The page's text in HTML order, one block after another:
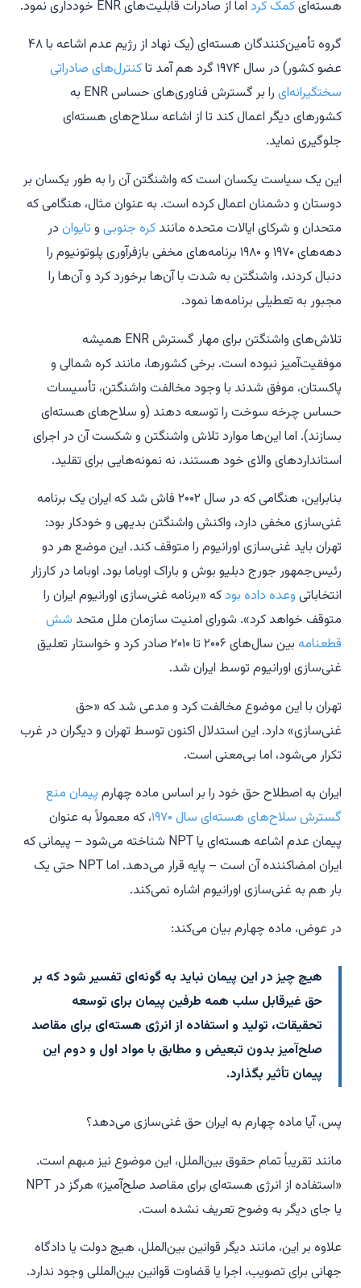
هسته‌ایکمک کرد اما از صادرات قابلیت‌های ENR خودداری نمود.
گروه تأمین‌کنندگان هسته‌ای (یک نهاد از رژیم عدم اشاعه با ۴۸
عضو کشور) در سال ۱۹۷۴ گرد هم آمد تا
کنترل‌های صادراتی
سختگیرانه‌ای
را بر گسترش فناوری‌های حساس ENR به
کشورهای دیگر اعمال کند تا از اشاعه سلاح‌های هسته‌ای
جلوگیری نماید.
این یک سیاست یکسان است که واشنگتن آن را به طور یکسان بر
دوستان و دشمنان اعمال کرده است. به عنوان مثال، هنگامی که
متحدان و شرکای ایالات متحده مانند کره جنوبی و تایوان در
دهه‌های ۱۹۷۰ و ۱۹۸۰ برنامه‌های مخفی بازفرآوری پلوتونیوم را
دنبال کردند، واشنگتن به شدت با آن‌ها برخورد کرد و آن‌ها را
مجبور به تعطیلی برنامه‌ها نمود.
تلاش‌های واشنگتن برای مهار گسترش ENR همیشه
موفقیت‌آمیز نبوده است. برخی کشورها، مانند کره شمالی و
پاکستان، موفق شدند با وجود مخالفت واشنگتن، تأسیسات
حساس چرخه سوخت را توسعه دهند (و سلاح‌های هسته‌ای
بسازند). اما این‌ها موارد تلاش واشنگتن و شکست آن در اجرای
استانداردهای والای خود هستند، نه نمونه‌هایی برای تقلید.
بنابراین، هنگامی که در سال ۲۰۰۲ فاش شد که ایران یک برنامه
غنی‌سازی مخفی دارد، واکنش واشنگتن بدیهی و خودکار بود:
تهران باید غنی‌سازی اورانیوم را متوقف کند. این موضع هر دو
رئیس‌جمهور جورج دبلیو بوش و باراک اوباما بود. اوباما در کارزار
انتخاباتی وعده داده بودکه «برنامه غنی‌سازی اورانیوم ایران را
متوقف خواهد کرد». شورای امنیت سازمان ملل متحد شش
قطعنامه
بین سال‌های ۲۰۰۶ تا ۲۰۱۰ صادر کرد و خواستار تعلیق
غنی‌سازی اورانیوم توسط ایران شد.
تهران با این موضوع مخالفت کرد و مدعی شد که «حق
غنی‌سازی» دارد. این استدلال اکنون توسط تهران و دیگران در غرب
تکرار می‌شود، اما بی‌معنی است.
ایران به اصطلاح حق خود را بر اساس ماده چهارم پیمان منع
گسترش سلاح‌های هسته‌ای سال ۱۹۷۰
، که معمولاً به عنوان
پیمان عدم اشاعه هسته‌ای یا NPT شناخته می‌شود – پیمانی که
ایران امضاکننده آن است – پایه قرار می‌دهد. اما NPT حتی یک
بار هم به غنی‌سازی اورانیوم اشاره نمی‌کند.
در عوض، ماده چهارم بیان می‌کند:
هیچ چیز در این پیمان نباید به گونه‌ای تفسیر شود که بر
حق غیرقابل سلب همه طرفین پیمان برای توسعه
تحقیقات، تولید و استفاده از انرژی هسته‌ای برای مقاصد
صلح‌آمیز بدون تبعیض و مطابق با مواد اول و دوم این
پیمان تأثیر بگذارد.
پس، آیا ماده چهارم به ایران حق غنی‌سازی می‌دهد؟
مانند تقریباً تمام حقوق بین‌الملل، این موضوع نیز مبهم است.
«استفاده از انرژی هسته‌ای برای مقاصد صلح‌آمیز» هرگز در NPT
یا جای دیگر به وضوح تعریف نشده است.
علاوه بر این، مانند دیگر قوانین بین‌الملل، هیچ دولت یا دادگاه
جهانی برای تصویب، اجرا یا قضاوت قوانین بین‌المللی وجود ندارد.